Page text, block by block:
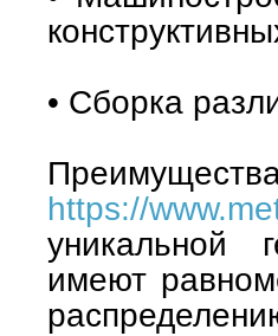
• Сборка
https://
уникальной
имеют